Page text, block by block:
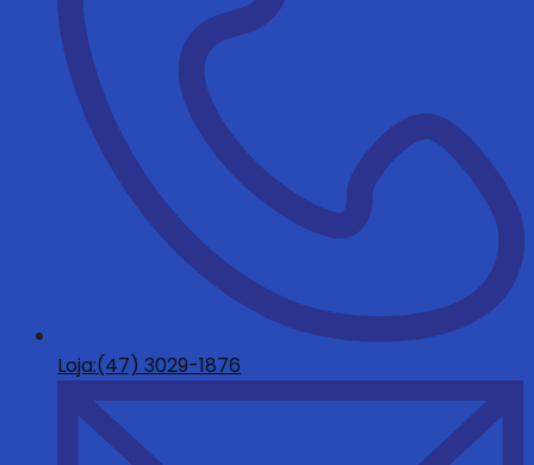
Loja:(47) 3029-1876